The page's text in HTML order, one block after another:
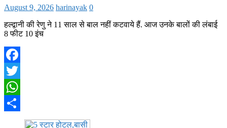
August 9, 2026 harinayak 0
हल्द्वानी की रेणु ने 11 साल से बाल नहीं कटवाये हैं. आज उनके बालों की लंबाई
8 फीट 10 इंच
Facebook
Twitter
WhatsApp